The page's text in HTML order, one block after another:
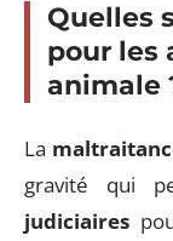
Quelles
pour les
animale
La
gravité qui
judiciaires